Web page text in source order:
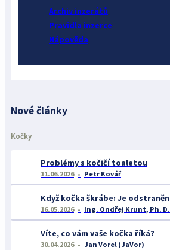
Archiv inzerátů
Pravidla inzerce
Nápověda
Nové články
Kočky
Problémy s kočičí toaletou
11.06.2026 Petr Kovář
16.05.2026 Ing. Ondřej Krunt, Ph. D.
Víte, co vám vaše kočka říká?
30.04.2026 Jan Vorel (JaVor)